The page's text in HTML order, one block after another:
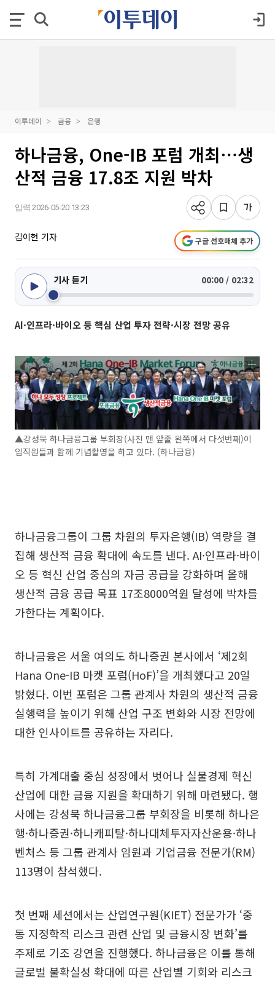
이투데이 금융 은행
하나금융, One-IB 포럼 개최⋯생
산적 금융 17.8조 지원 박차
입력 2026-05-20 13:23
김이현 기자 구글 선호매체 추가
기사 듣기 00:00 / 02:32
AI·인프라·바이오 등 핵심 산업 투자 전략·시장 전망 공유
▲강성묵 하나금융그룹 부회장(사진 맨 앞줄 왼쪽에서 다섯번째)이
임직원들과 함께 기념촬영을 하고 있다. (하나금융)
하나금융그룹이 그룹 차원의 투자은행(IB) 역량을 결
집해 생산적 금융 확대에 속도를 낸다. AI·인프라·바이
오 등 혁신 산업 중심의 자금 공급을 강화하며 올해
생산적 금융 공급 목표 17조8000억원 달성에 박차를
가한다는 계획이다.
하나금융은 서울 여의도 하나증권 본사에서 ‘제2회
Hana One-IB 마켓 포럼(HoF)’을 개최했다고 20일
밝혔다. 이번 포럼은 그룹 관계사 차원의 생산적 금융
실행력을 높이기 위해 산업 구조 변화와 시장 전망에
대한 인사이트를 공유하는 자리다.
특히 가계대출 중심 성장에서 벗어나 실물경제 혁신
산업에 대한 금융 지원을 확대하기 위해 마련됐다. 행
사에는 강성묵 하나금융그룹 부회장을 비롯해 하나은
행·하나증권·하나캐피탈·하나대체투자자산운용·하나
벤처스 등 그룹 관계사 임원과 기업금융 전문가(RM)
113명이 참석했다.
첫 번째 세션에서는 산업연구원(KIET) 전문가가 ‘중
동 지정학적 리스크 관련 산업 및 금융시장 변화’를
주제로 기조 강연을 진행했다. 하나금융은 이를 통해
글로벌 불확실성 확대에 따른 산업별 기회와 리스크